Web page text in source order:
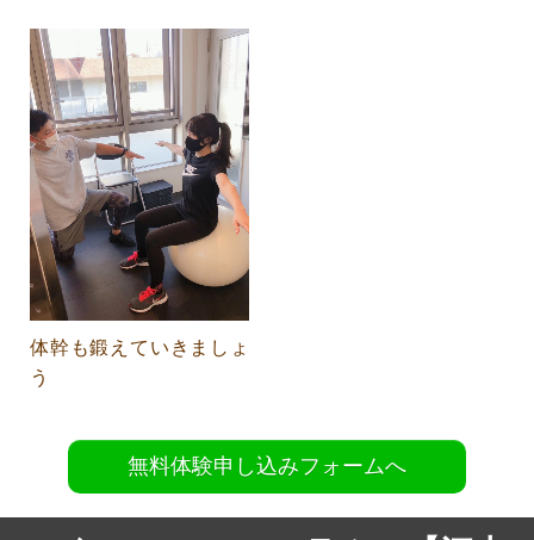
体幹も鍛えていきましょ
う
無料体験申し込みフォームへ